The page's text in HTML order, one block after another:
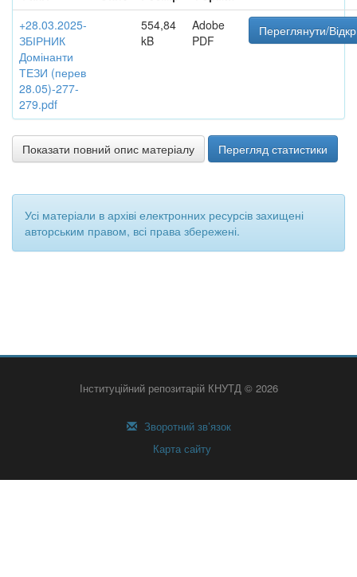
+28.03.2025-
ЗБІРНИК
Домінанти
ТЕЗИ (перев
28.05)-277-
279.pdf
554,84
kB
Adobe
PDF
Переглянути/
Показати повний опис матеріалу Перегляд статистики
Усі матеріали в архіві електронних ресурсів захищені
авторським правом, всі права збережені.
Інституційний репозитарій КНУТД © 2026
Зворотний зв’язок
Карта сайту